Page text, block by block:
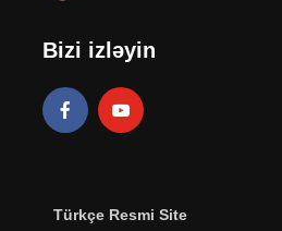
Bizi izləyin
Türkçe Resmi Site